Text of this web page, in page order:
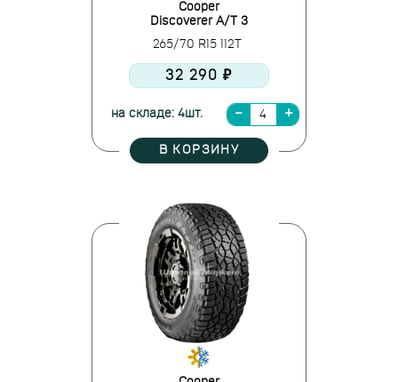
Cooper
Discoverer A/T 3
265/70 R15 112T
32 290 ₽
на складе: 4шт.
В КОРЗИНУ